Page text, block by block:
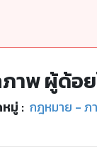
าพ ผู้ด้อย
มู่ : กฎหมาย - ภ